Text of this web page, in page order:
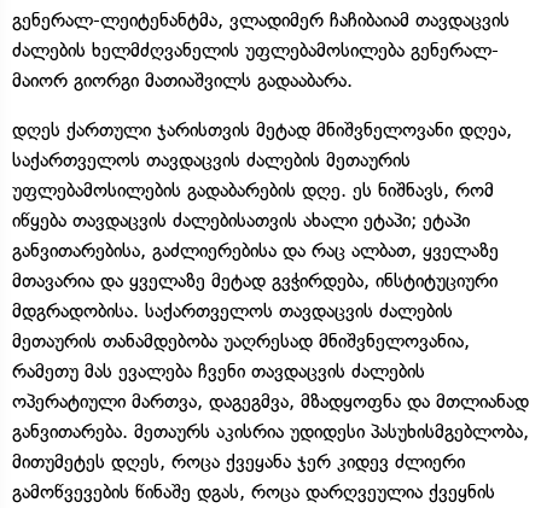
გენერალ-ლეიტენანტმა, ვლადიმერ ჩაჩიბაიამ თავდაცვის
ძალების ხელმძღვანელის უფლებამოსილება გენერალ-
მაიორ გიორგი მათიაშვილს გადააბარა.
დღეს ქართული ჯარისთვის მეტად მნიშვნელოვანი დღეა,
საქართველოს თავდაცვის ძალების მეთაურის
უფლებამოსილების გადაბარების დღე. ეს ნიშნავს, რომ
იწყება თავდაცვის ძალებისათვის ახალი ეტაპი; ეტაპი
განვითარებისა, გაძლიერებისა და რაც ალბათ, ყველაზე
მთავარია და ყველაზე მეტად გვჭირდება, ინსტიტუციური
მდგრადობისა. საქართველოს თავდაცვის ძალების
მეთაურის თანამდებობა უაღრესად მნიშვნელოვანია,
რამეთუ მას ევალება ჩვენი თავდაცვის ძალების
ოპერატიული მართვა, დაგეგმვა, მზადყოფნა და მთლიანად
განვითარება. მეთაურს აკისრია უდიდესი პასუხისმგებლობა,
მითუმეტეს დღეს, როცა ქვეყანა ჯერ კიდევ ძლიერი
გამოწვევების წინაშე დგას, როცა დარღვეულია ქვეყნის